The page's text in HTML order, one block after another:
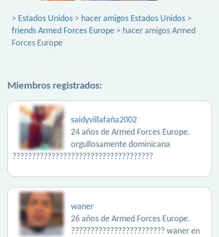
> Estados Unidos > hacer amigos Estados Unidos >
friends Armed Forces Europe > hacer amigos Armed
Forces Europe
Miembros registrados:
saidyvillafaña2002
24 años de Armed Forces Europe.
orgullosamente dominicana
????????????????????????????????????
waner
26 años de Armed Forces Europe.
???????????????????????? waner en